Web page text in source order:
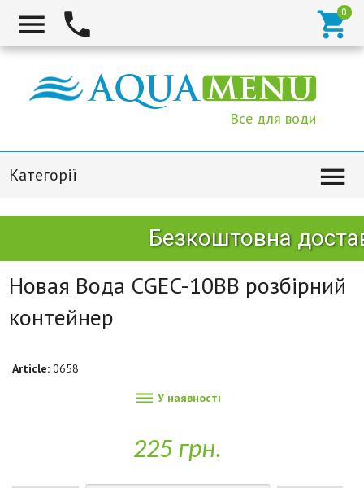
  
Все для води
Категорії 
Безкоштовна
Новая Вода CGEC-10BB розбірний
контейнер
Article: 0658
 У наявності
225 грн.